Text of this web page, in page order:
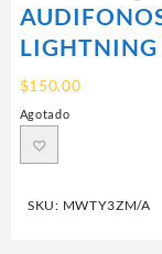
LIGHTNING
$150.00
Agotado
SKU: MWTY3ZM/A